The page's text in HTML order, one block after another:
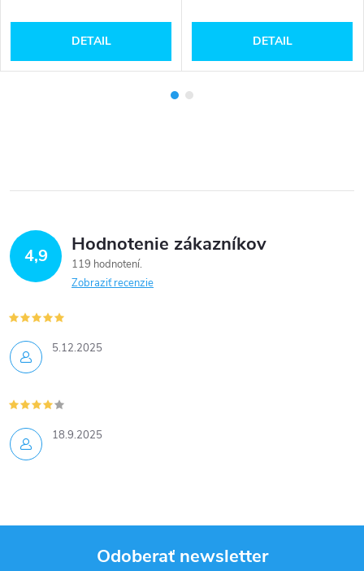
DETAIL DETAIL
4,9 Hodnotenie zákazníkov
119 hodnotení
Zobraziť recenzie
5.12.2025
18.9.2025
Odoberať newsletter